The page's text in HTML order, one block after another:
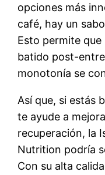
opciones más
café, hay un
Esto permite
batido post-
monotonía se
Así que, si estás
te ayude a
recuperación, la
Nutrition podría
Con su alta